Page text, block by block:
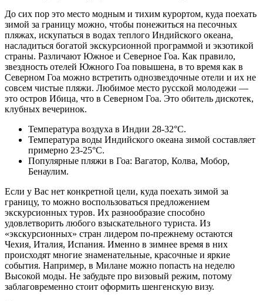
До сих пор это место модным и тихим курортом, куда поехать
зимой за границу можно, чтобы понежиться на песочных
пляжах, искупаться в водах теплого Индийского океана,
насладиться богатой экскурсионной программой и экзотикой
страны. Различают Южное и Северное Гоа. Как правило,
звездность отелей Южного Гоа повышена, в то время как в
Северном Гоа можно встретить однозвездочные отели и их не
совсем чистые пляжи. Любимое место русской молодежи —
это остров Ибица, что в Северном Гоа. Это обитель дискотек,
клубных вечеринок.
Температура воздуха в Индии 28-32°С.
Температура воды Индийского океана зимой составляет
примерно 23-25°С.
Популярные пляжи в Гоа: Вагатор, Колва, Мобор,
Бенаулим.
Если у Вас нет конкретной цели, куда поехать зимой за
границу, то можно воспользоваться предложением
экскурсионных туров. Их разнообразие способно
удовлетворить любого взыскательного туриста. Из
«экскурсионных» стран лидером по-прежнему остаются
Чехия, Италия, Испания. Именно в зимнее время в них
происходят многие знаменательные, красочные и яркие
события. Например, в Милане можно попасть на неделю
Высокой моды. Не забудьте про визовый режим, потому
заблаговременно стоит оформить шенгенскую визу.